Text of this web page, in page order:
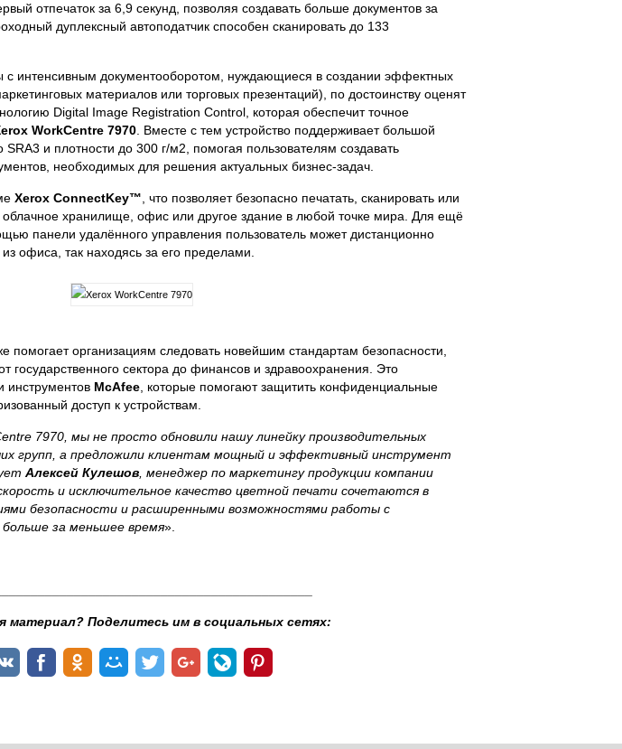
отпечаток за 6,9 секунд, позволяя создавать больше документов за
дуплексный автоподатчик способен сканировать до 133
интенсивным документооборотом, нуждающиеся в создании эффектных
материалов или торговых презентаций), по достоинству оценят
Digital Image Registration Control, которая обеспечит точное
WorkCentre 7970. Вместе с тем устройство поддерживает большой
и плотности до 300 г/м2, помогая пользователям создавать
необходимых для решения актуальных бизнес-задач.
Xerox ConnectKey™ , что позволяет безопасно печатать, сканировать или
облачное хранилище, офис или другое здание в любой точке мира. Для ещё
панели удалённого управления пользователь может дистанционно
офиса, так находясь за его пределами.
помогает организациям следовать новейшим стандартам безопасности,
государственного сектора до финансов и здравоохранения. Это
инструментов McAfee, которые помогают защитить конфиденциальные
доступ к устройствам.
7970, мы не просто обновили нашу линейку производительных
групп, а предложили клиентам мощный и эффективный инструмент
Алексей Кулешов, менеджер по маркетингу продукции компании
и исключительное качество цветной печати сочетаются в
безопасности и расширенными возможностями работы с
за меньшее время».
материал? Поделитесь им в социальных сетях: